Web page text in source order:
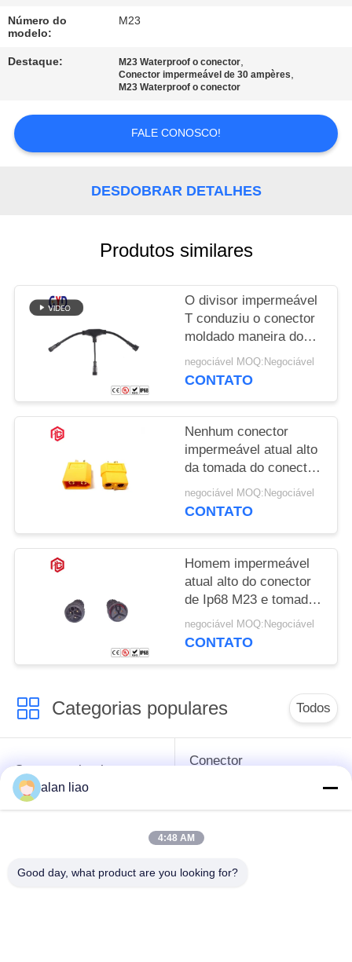
MAPA
DO
SITE
PRIVACY
POLICY
Número do
modelo:
M23
Destaque: M23 Waterproof o conector,
Conector impermeável de 30 ampères,
M23 Waterproof o conector
FALE CONOSCO!
DESDOBRAR DETALHES
Produtos similares
O divisor impermeável
T conduziu o conector
moldado maneira dos
conectores 3 do fio
negociável MOQ:Negociável
CONTATO
Nenhum conector
impermeável atual alto
da tomada do conector
T dos fios Xt60
negociável MOQ:Negociável
CONTATO
Homem impermeável
atual alto do conector
de Ip68 M23 e tomada
fêmea
negociável MOQ:Negociável
CONTATO
Categorias populares Todos
Conector circular
impermeável
Conector
dados
E27
alan liao
4:48 AM
Good day, what product are you looking for?